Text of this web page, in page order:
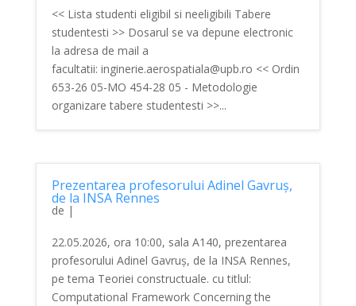
<< Lista studenti eligibil si neeligibili Tabere
studentesti >> Dosarul se va depune electronic
la adresa de mail a
facultatii: inginerie.aerospatiala@upb.ro << Ordin
653-26 05-MO 454-28 05 - Metodologie
organizare tabere studentesti >>...
Prezentarea profesorului Adinel Gavruș,
de la INSA Rennes
de |
22.05.2026, ora 10:00, sala A140, prezentarea
profesorului Adinel Gavruș, de la INSA Rennes,
pe tema Teoriei constructuale. cu titlul:
Computational Framework Concerning the